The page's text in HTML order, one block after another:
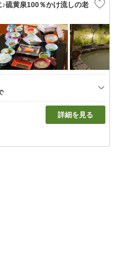
♪硫黄泉100％かけ流しの老
詳細を見る